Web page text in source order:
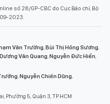
số 28/GP-CBC do Cục Báo chí, Bộ
2023.
Văn Trường,Bùi Thị Hồng Sương,
Dương Văn Quang,Nguyễn Đức Hiển,
,Nguyễn Chiến Dũng,
Phường 5, Quận 3, TP.HCM